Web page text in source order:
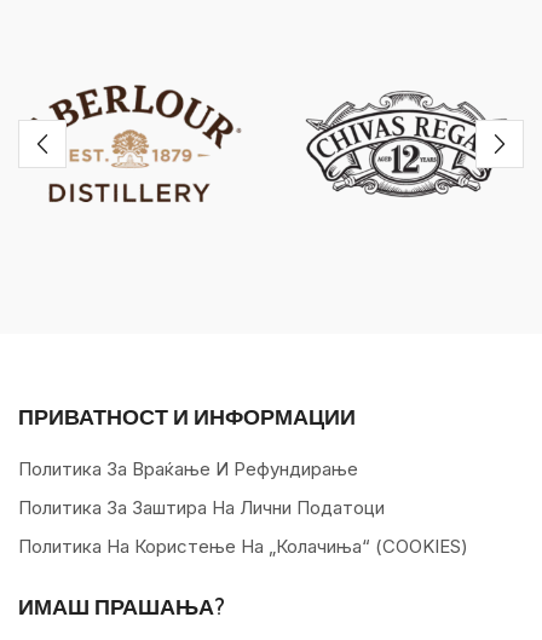
ПРИВАТНОСТ И ИНФОРМАЦИИ
Политика За Враќање И Рефундирање
Политика За Заштира На Лични Податоци
Политика На Користење На „колачиња“ (COOKIES)
ИМАШ ПРАШАЊА?